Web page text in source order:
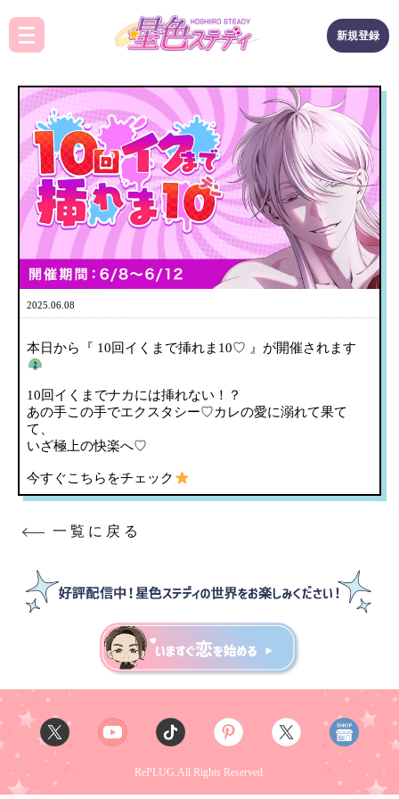
新規登録
2025.06.08
本日から『 10回イくまで挿れま10♡ 』が開催されます
10回イくまでナカには挿れない！？
あの手この手でエクスタシー♡カレの愛に溺れて果て
て、
いざ極上の快楽へ♡
今すぐこちらをチェック
一覧に戻る
RePLUG.All Rights Reserved.